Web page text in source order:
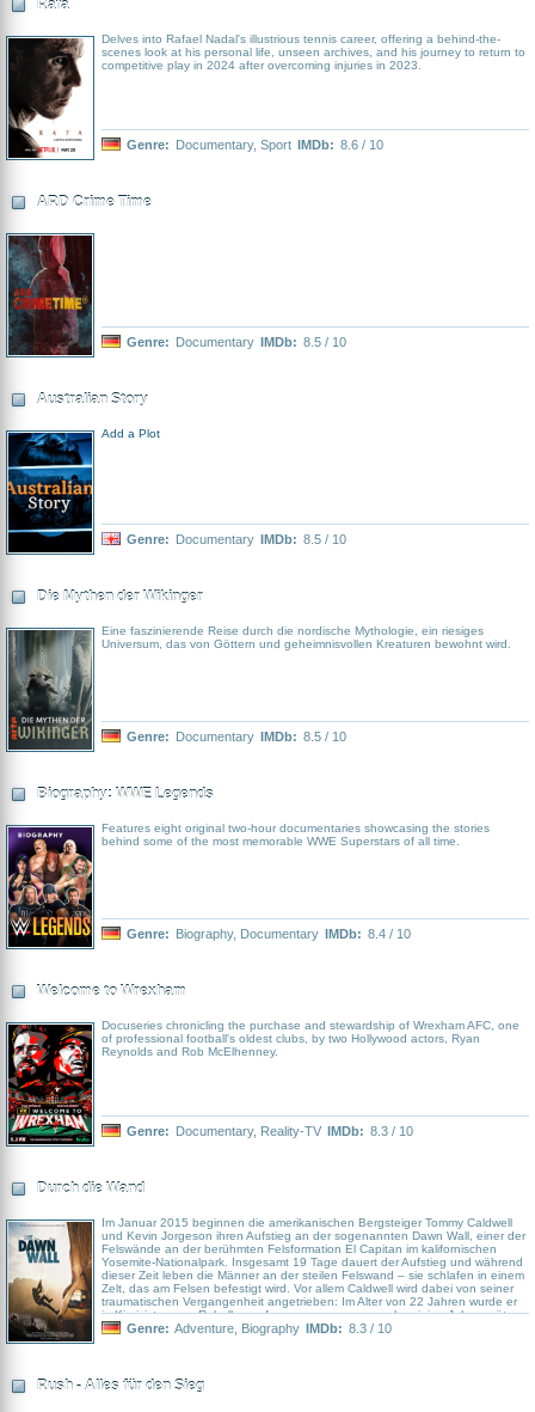
Rafa
Delves into Rafael Nadal's illustrious tennis career, offering a behind-the-
scenes look at his personal life, unseen archives, and his journey to return to
competitive play in 2024 after overcoming injuries in 2023.
Genre: Documentary, Sport IMDb: 8.6 / 10
ARD Crime Time
Genre: Documentary IMDb: 8.5 / 10
Australian Story
Add a Plot
Genre: Documentary IMDb: 8.5 / 10
Die Mythen der Wikinger
Eine faszinierende Reise durch die nordische Mythologie, ein riesiges
Universum, das von Göttern und geheimnisvollen Kreaturen bewohnt wird.
Genre: Documentary IMDb: 8.5 / 10
Biography: WWE Legends
Features eight original two-hour documentaries showcasing the stories
behind some of the most memorable WWE Superstars of all time.
Genre: Biography, Documentary IMDb: 8.4 / 10
Welcome to Wrexham
Docuseries chronicling the purchase and stewardship of Wrexham AFC, one
of professional football's oldest clubs, by two Hollywood actors, Ryan
Reynolds and Rob McElhenney.
Genre: Documentary, Reality-TV IMDb: 8.3 / 10
Durch die Wand
Im Januar 2015 beginnen die amerikanischen Bergsteiger Tommy Caldwell
und Kevin Jorgeson ihren Aufstieg an der sogenannten Dawn Wall, einer der
Felswände an der berühmten Felsformation El Capitan im kalifornischen
Yosemite-Nationalpark. Insgesamt 19 Tage dauert der Aufstieg und während
dieser Zeit leben die Männer an der steilen Felswand – sie schlafen in einem
Zelt, das am Felsen befestigt wird. Vor allem Caldwell wird dabei von seiner
traumatischen Vergangenheit angetrieben: Im Alter von 22 Jahren wurde er
in Kirgisistan von Rebellen gefangen genommen, verlor einige Jahre später
einen Zeigefinger und musste zudem das Ende seiner Ehe mit seiner
Genre: Adventure Biography IMDb: 8.3 / 10
Rush - Alles für den Sieg